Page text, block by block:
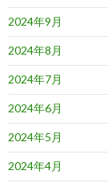
2024年9月
2024年8月
2024年7月
2024年6月
2024年5月
2024年4月